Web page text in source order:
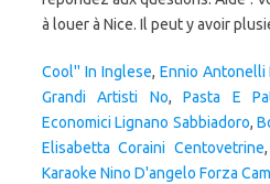
Cool'' In Inglese, Ennio Antonelli
Grandi Artisti No,Pasta E
Economici Lignano Sabbiadoro,
Elisabetta Coraini Centovetrine
Karaoke Nino D'angelo Forza